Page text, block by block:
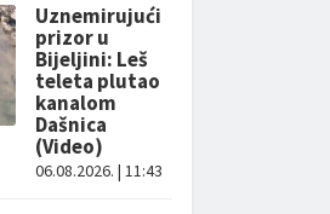
Uznemirujući
prizor u
Bijeljini: Leš
teleta plutao
kanalom
Dašnica
(Video)
06.08.2026. | 11:43